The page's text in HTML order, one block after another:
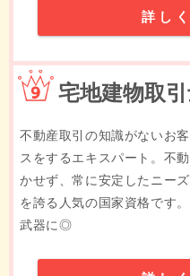
詳し
宅地建物取引
不動産取引の知識がないお
スをするエキスパート。不
かせず、常に安定したニー
を誇る人気の国家資格です
武器に◎